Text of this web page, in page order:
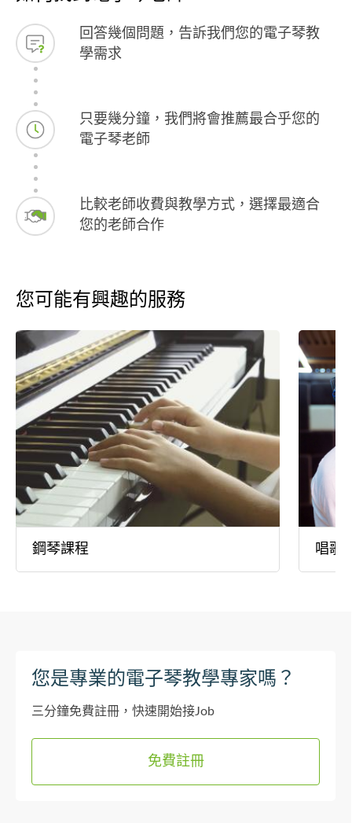
回答幾個問題，告訴我們您的電子琴教
學需求
只要幾分鐘，我們將會推薦最合乎您的
電子琴老師
比較老師收費與教學方式，選擇最適合
您的老師合作
您可能有興趣的服務
鋼琴課程 唱歌
您是專業的電子琴教學專家嗎？
三分鐘免費註冊，快速開始接Job
免費註冊